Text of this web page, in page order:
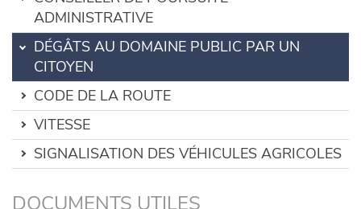
ADMINISTRATIVE
DÉGÂTS AU DOMAINE PUBLIC PAR UN
CITOYEN
CODE DE LA ROUTE
VITESSE
SIGNALISATION DES VÉHICULES AGRICOLES
DOCUMENTS UTILES